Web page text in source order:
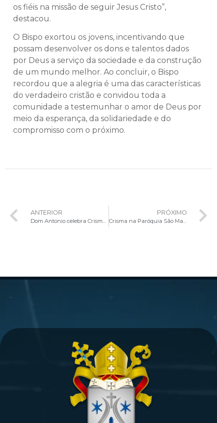
os fiéis na missão de seguir Jesus Cristo”,
destacou.
O Bispo exortou os jovens, incentivando que
possam desenvolver os dons e talentos dados
por Deus a serviço da sociedade e da construção
de um mundo melhor. Ao concluir, o Bispo
recordou que a alegria é uma das características
do verdadeiro cristão e convidou toda a
comunidade a testemunhar o amor de Deus por
meio da esperança, da solidariedade e do
compromisso com o próximo.
ANTERIOR PRÓXIMO